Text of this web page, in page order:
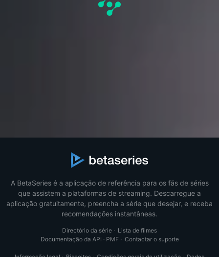
A BetaSeries é a aplicação de referência para os fãs de séries
que assistem a plataformas de streaming. Descarregue a
aplicação gratuitamente, preencha a série que desejar, e receba
recomendações instantâneas.
Directório da série · Lista de filmes
Documentação da API · PMF· Contactar o suporte